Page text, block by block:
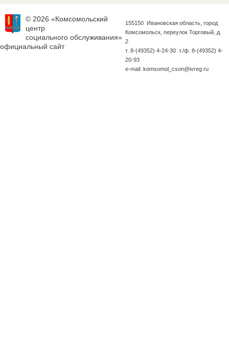
© 2026 «Комсомольский
центр
социального обслуживания»
официальный сайт
155150 Ивановская область, город
Комсомольск, переулок Торговый, д.
2
т. 8-(49352) 4-24-30 т./ф. 8-(49352) 4-
20-93
e-mail: komsomol_cson@ivreg.ru